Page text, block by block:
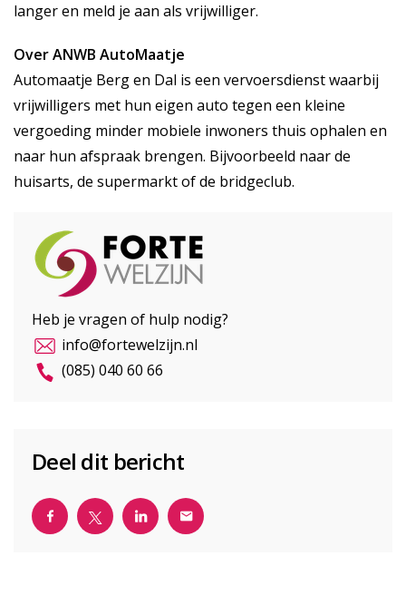
langer en meld je aan als vrijwilliger.
Over ANWB AutoMaatje
Automaatje Berg en Dal is een vervoersdienst waarbij
vrijwilligers met hun eigen auto tegen een kleine
vergoeding minder mobiele inwoners thuis ophalen en
naar hun afspraak brengen. Bijvoorbeeld naar de
huisarts, de supermarkt of de bridgeclub.
Heb je vragen of hulp nodig?
info@fortewelzijn.nl
(085) 040 60 66
Deel dit bericht